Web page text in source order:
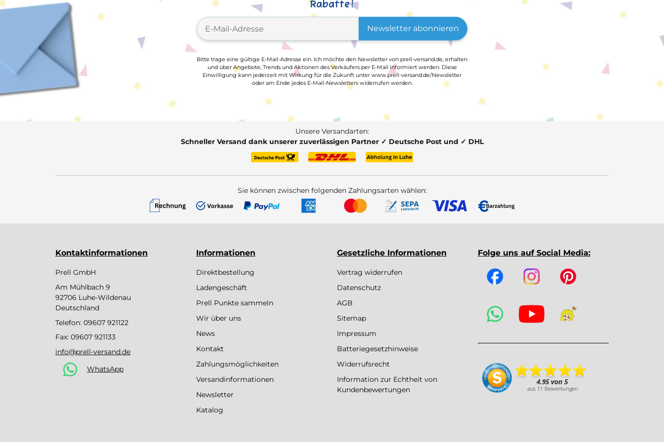
Rabatte!
Newsletter abonnieren
Bitte trage eine gültige E-Mail-Adresse ein. Ich möchte den Newsletter von prell-versand.de, erhalten
und über Angebote, Trends und Aktionen des Verkäufers per E-Mail informiert werden. Diese
Einwilligung kann jederzeit mit Wirkung für die Zukunft unter www.prell-versand.de/Newsletter
oder am Ende jedes E-Mail-Newsletters widerrufen werden.
Unsere Versandarten:
Schneller Versand dank unserer zuverlässigen Partner ✓ Deutsche Post und ✓ DHL
Sie können zwischen folgenden Zahlungsarten wählen:
Kontaktinformationen
Prell GmbH
Am Mühlbach 9
92706 Luhe-Wildenau
Deutschland
Telefon: 09607 921122
Fax: 09607 921133
info@prell-versand.de
WhatsApp
Informationen
Direktbestellung
Ladengeschäft
Prell Punkte sammeln
Wir über uns
News
Kontakt
Zahlungsmöglichkeiten
Versandinformationen
Newsletter
Katalog
Gesetzliche Informationen
Vertrag widerrufen
Datenschutz
AGB
Sitemap
Impressum
Batteriegesetzhinweise
Widerrufsrecht
Information zur Echtheit von
Kundenbewertungen
Folge uns auf Social Media: